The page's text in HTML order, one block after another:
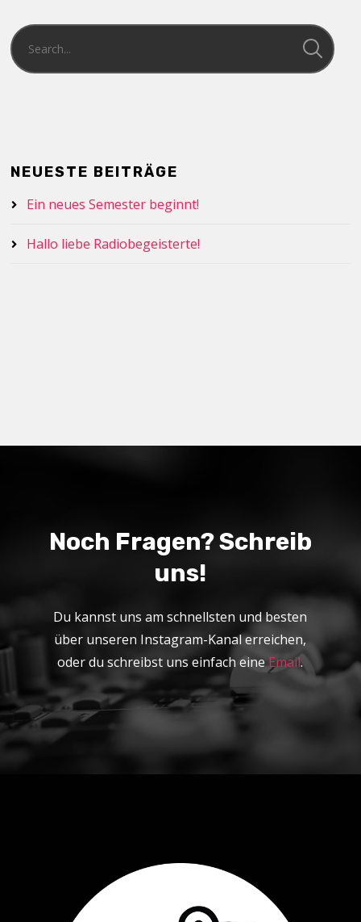
NEUESTE BEITRÄGE
Ein neues Semester beginnt!
Hallo liebe Radiobegeisterte!
Noch Fragen? Schreib
uns!
Du kannst uns am schnellsten und besten
über unseren Instagram-Kanal erreichen,
oder du schreibst uns einfach eine Email.